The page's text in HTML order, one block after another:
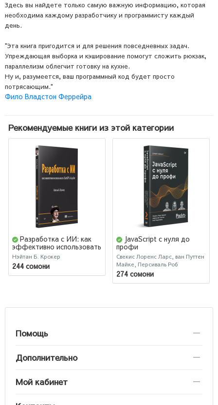
Здесь вы найдете только самую важную информацию, которая
необходима каждому разработчику и программисту каждый
день.
"Эта книга пригодится и для решения повседневных задач.
Упреждающая выборка и кэширование помогут сложить рюкзак,
параллелизм облегчит готовку на кухне.
Ну и, разумеется, ваш программный код будет просто
потрясающим."
Фило Владстон Феррейра
Рекомендуемые книги из этой категории
Разработка с ИИ: как
эффективно использовать
ChatGPT и Copilot
Нэйтан Б. Крокер
244 сомони
JavaScript с нуля до
профи
Свекис Лоренс Ларс, ван Путтен
Майке, Персиваль Роб
274 сомони
Помощь
Дополнительно
Мой кабинет